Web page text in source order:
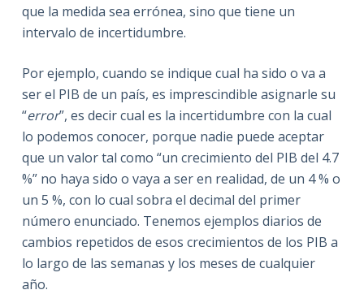
que la medida sea errónea, sino que tiene un
intervalo de incertidumbre.
Por ejemplo, cuando se indique cual ha sido o va a
ser el PIB de un país, es imprescindible asignarle su
“error”, es decir cual es la incertidumbre con la cual
lo podemos conocer, porque nadie puede aceptar
que un valor tal como “un crecimiento del PIB del 4.7
%” no haya sido o vaya a ser en realidad, de un 4 % o
un 5 %, con lo cual sobra el decimal del primer
número enunciado. Tenemos ejemplos diarios de
cambios repetidos de esos crecimientos de los PIB a
lo largo de las semanas y los meses de cualquier
año.